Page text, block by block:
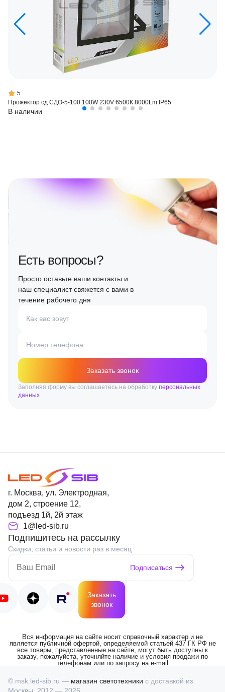
5
Прожектор сд СДО-5-100 100W 230V 6500К 8000Lm IP65
В наличии
Есть вопросы?
Просто оставьте ваши контакты и
наш специалист свяжется с вами в
течение рабочего дня
Как вас зовут
Номер телефона
Заказать звонок
Заполняя форму вы соглашаетесь на обработку персональных
данных
г. Москва, ул. Электродная,
дом 2, строение 12,
подъезд 1й, 2й этаж
1@led-sib.ru
Подпишитесь на рассылку
Скидки, статьи и новости раз в месяц
Подписаться
Заказать
звонок
Вся информация на сайте носит справочный характер и не
является публичной офертой, определяемой статьей 437 ГК РФ не
все товары, представленные на сайте, могут быть доступны к
заказу, пожалуйста, уточняйте наличие и условия продажи по
телефонам или по запросу на e-mail
© msk.led-sib.ru — магазин светотехники с доставкой из